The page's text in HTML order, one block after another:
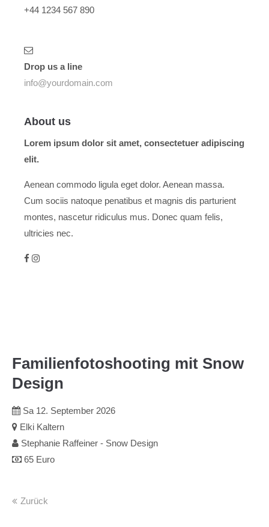
+44 1234 567 890
Drop us a line
info@yourdomain.com
About us
Lorem ipsum dolor sit amet, consectetuer adipiscing
elit.
Aenean commodo ligula eget dolor. Aenean massa.
Cum sociis natoque penatibus et magnis dis parturient
montes, nascetur ridiculus mus. Donec quam felis,
ultricies nec.
Familienfotoshooting mit Snow
Design
Sa 12. September 2026
Elki Kaltern
Stephanie Raffeiner - Snow Design
65 Euro
Zurück